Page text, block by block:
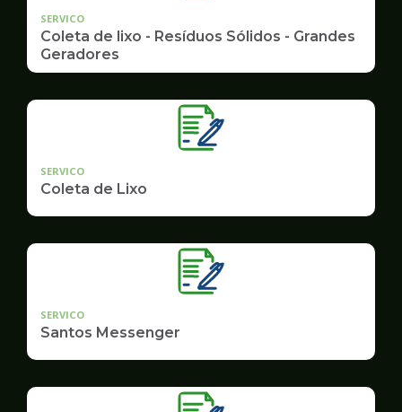
SERVICO
Coleta de lixo - Resíduos Sólidos - Grandes
Geradores
SERVICO
Coleta de Lixo
SERVICO
Santos Messenger